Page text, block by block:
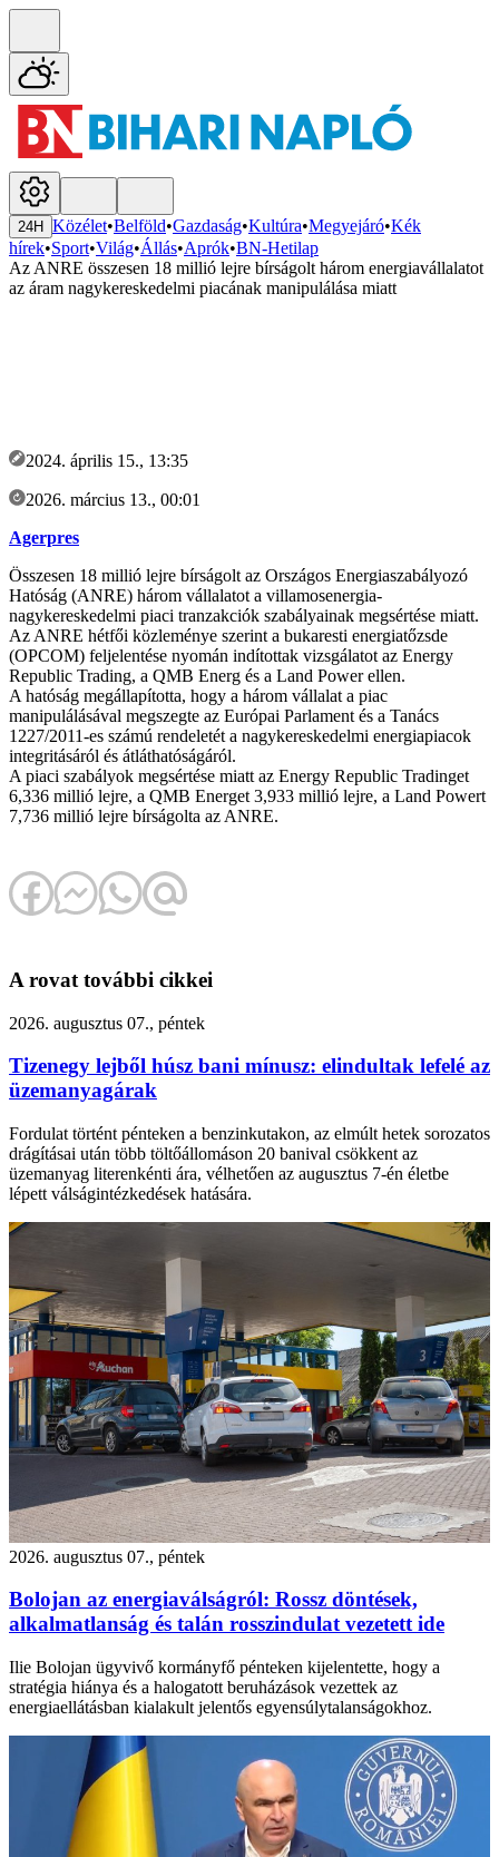
24H Közélet•Belföld•Gazdaság•Kultúra•Megyejáró•Kék
hírek•Sport•Világ•Állás•Aprók•BN-Hetilap
Az ANRE összesen 18 millió lejre bírságolt három energiavállalatot
az áram nagykereskedelmi piacának manipulálása miatt
2024. április 15., 13:35
2026. március 13., 00:01
Agerpres
Összesen 18 millió lejre bírságolt az Országos Energiaszabályozó
Hatóság (ANRE) három vállalatot a villamosenergia-
nagykereskedelmi piaci tranzakciók szabályainak megsértése miatt.
Az ANRE hétfői közleménye szerint a bukaresti energiatőzsde
(OPCOM) feljelentése nyomán indítottak vizsgálatot az Energy
Republic Trading, a QMB Energ és a Land Power ellen.
A hatóság megállapította, hogy a három vállalat a piac
manipulálásával megszegte az Európai Parlament és a Tanács
1227/2011-es számú rendeletét a nagykereskedelmi energiapiacok
integritásáról és átláthatóságáról.
A piaci szabályok megsértése miatt az Energy Republic Tradinget
6,336 millió lejre, a QMB Energet 3,933 millió lejre, a Land Powert
7,736 millió lejre bírságolta az ANRE.
A rovat további cikkei
2026. augusztus 07., péntek
Tizenegy lejből húsz bani mínusz: elindultak lefelé az
üzemanyagárak
Fordulat történt pénteken a benzinkutakon, az elmúlt hetek sorozatos
drágításai után több töltőállomáson 20 banival csökkent az
üzemanyag literenkénti ára, vélhetően az augusztus 7-én életbe
lépett válságintézkedések hatására.
2026. augusztus 07., péntek
Bolojan az energiaválságról: Rossz döntések,
alkalmatlanság és talán rosszindulat vezetett ide
Ilie Bolojan ügyvivő kormányfő pénteken kijelentette, hogy a
stratégia hiánya és a halogatott beruházások vezettek az
energiaellátásban kialakult jelentős egyensúlytalanságokhoz.